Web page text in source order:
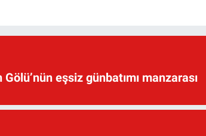
eşsiz günbatımı manzarası